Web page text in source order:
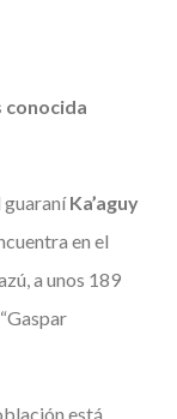
conocida
guaraníKa’aguy
en el
a unos 189
está